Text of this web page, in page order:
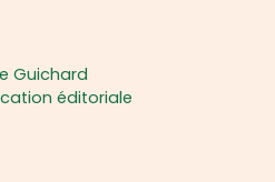
Guichard
éditoriale